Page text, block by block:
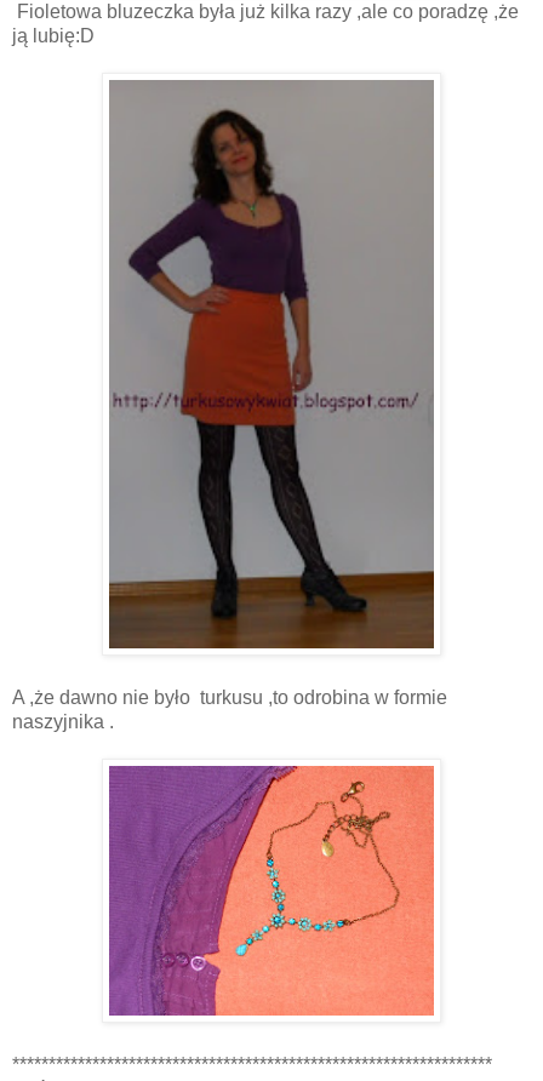
Fioletowa bluzeczka była już kilka razy ,ale co poradzę ,że
ją lubię:D
A ,że dawno nie było turkusu ,to odrobina w formie
naszyjnika .
******************************************************************